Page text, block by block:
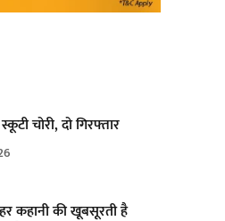
चोरी, दो गिरफ्तार
कहानी की खूबसूरती है